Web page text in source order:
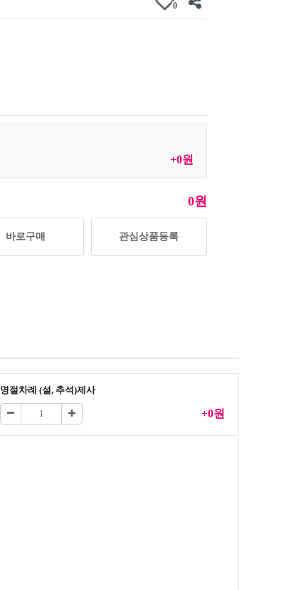
0
+0원
0원
바로구매 관심상품등록
명절차례 (설, 추석)제사
+0원